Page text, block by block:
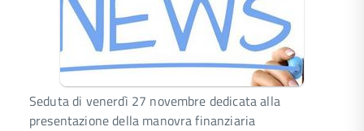
Seduta di venerdì 27 novembre dedicata alla
presentazione della manovra finanziaria